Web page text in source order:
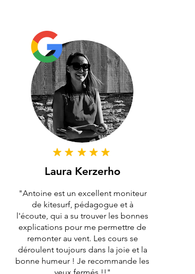
Laura Kerzerho
"Antoine est un excellent moniteur
de kitesurf, pédagogue et à
l'écoute, qui a su trouver les bonnes
explications pour me permettre de
remonter au vent. Les cours se
déroulent toujours dans la joie et la
bonne humeur ! Je recommande les